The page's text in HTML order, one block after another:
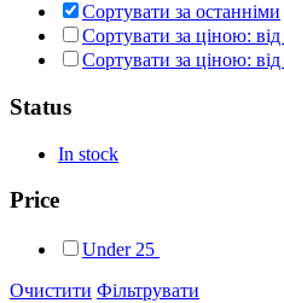
Сортувати за останніми
Сортувати за ціною:
Сортувати за ціною:
Status
In stock
Price
Under 25
Очистити Фільтрувати